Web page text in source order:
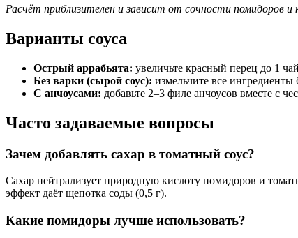
Расчёт приблизителен и зависит от сочности помидоров
Варианты соуса
Острый аррабьята: увеличьте красный перец до 1
Без варки (сырой соус): измельчите все
С анчоусами: добавьте 2–3 филе анчоусов вместе с
Часто задаваемые вопросы
Зачем добавлять сахар в томатный соус?
Сахар нейтрализует природную кислоту помидоров и
эффект даёт щепотка соды (0,5 г).
Какие помидоры лучше использовать?